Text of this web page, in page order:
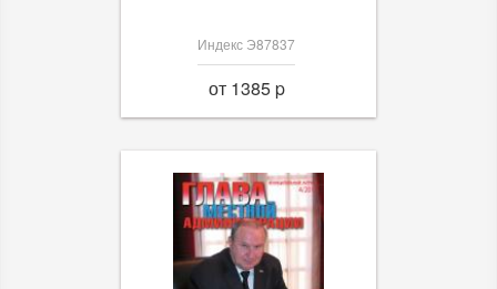
Индекс Э87837
от 1385 p